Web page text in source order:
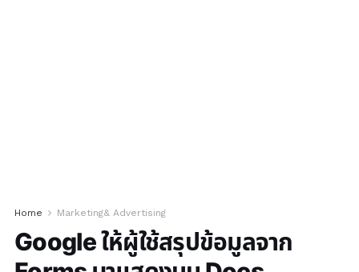
Home Marketing& Advertising
Google ให้ผู้ใช้สรุปข้อมูลจาก